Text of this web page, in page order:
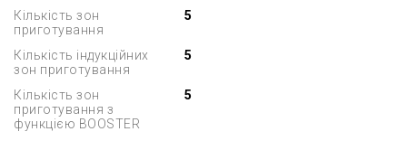
Кількість зон
приготування
5
Кількість індукційних
зон приготування
5
Кількість зон
приготування з
функцією BOOSTER
5